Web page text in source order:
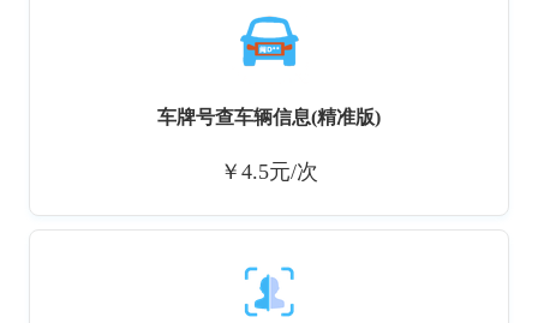
车牌号查车辆信息(精准版)
￥4.5元/次